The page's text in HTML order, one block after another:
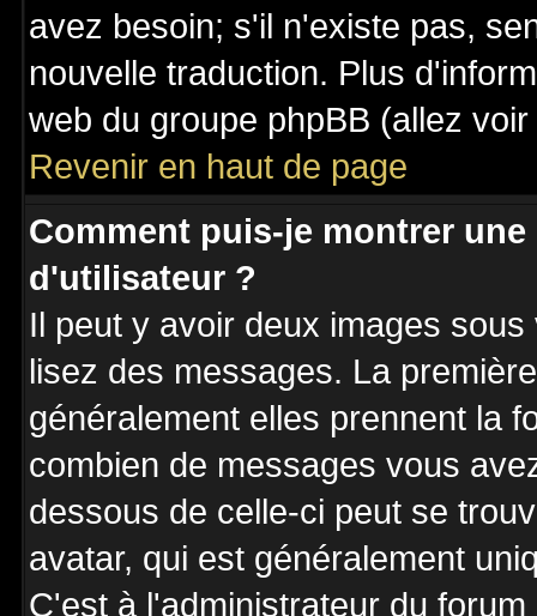
avez besoin; s'il n'existe pas,
nouvelle traduction. Plus
web du groupe phpBB (allez
Revenir en haut de page
Comment puis-je montrer
d'utilisateur ?
Il peut y avoir deux images
lisez des messages. La
généralement elles prennent la
combien de messages vous
dessous de celle-ci peut se
avatar, qui est généralement
C'est à l'administrateur du